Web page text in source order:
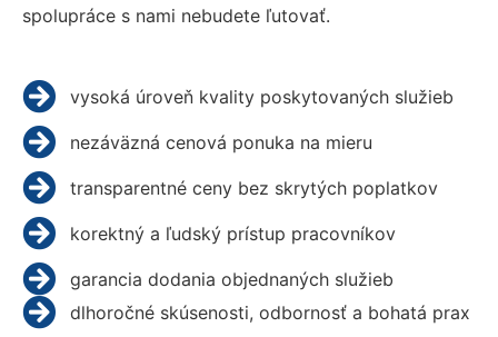
spolupráce s nami nebudete ľutovať.
vysoká úroveň kvality poskytovaných služieb
nezáväzná cenová ponuka na mieru
transparentné ceny bez skrytých poplatkov
korektný a ľudský prístup pracovníkov
garancia dodania objednaných služieb
dlhoročné skúsenosti, odbornosť a bohatá prax